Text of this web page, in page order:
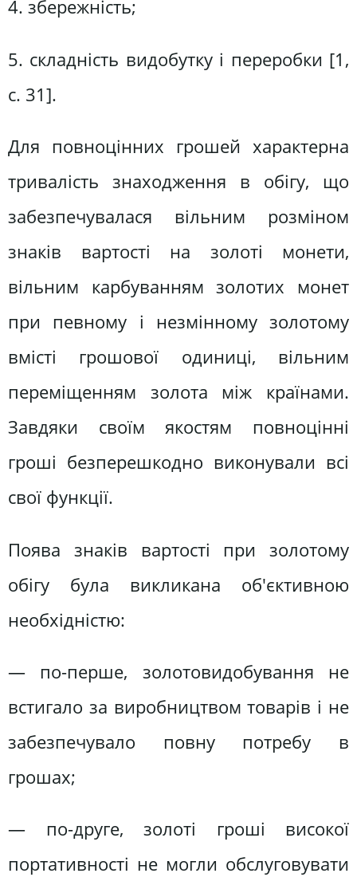
4. збережність;
5. складність видобутку і переробки [1,
с. 31].
Для повноцінних грошей характерна
тривалість знаходження в обігу, що
забезпечувалася вільним розміном
знаків вартості на золоті монети,
вільним карбуванням золотих монет
при певному і незмінному золотому
вмісті грошової одиниці, вільним
переміщенням золота між країнами.
Завдяки своїм якостям повноцінні
гроші безперешкодно виконували всі
свої функції.
Поява знаків вартості при золотому
обігу була викликана об'єктивною
необхідністю:
— по-перше, золотовидобування не
встигало за виробництвом товарів і не
забезпечувало повну потребу в
грошах;
— по-друге, золоті гроші високої
портативності не могли обслуговувати